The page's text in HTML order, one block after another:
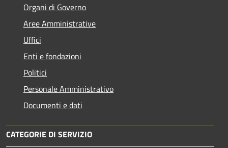
Organi di Governo
Aree Amministrative
Uffici
Enti e fondazioni
Politici
Personale Amministrativo
Documenti e dati
CATEGORIE DI SERVIZIO